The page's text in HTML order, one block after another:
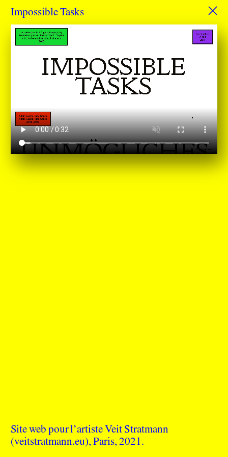
Impossible Tasks
Site web pour l’artiste Veit Stratmann
(veitstratmann.eu), Paris, 2021.